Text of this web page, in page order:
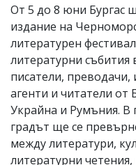
Ако
откриете
обиден
за
вас
коментар,
моля
сигнализирайте
ни!
От 5 до 8 юни Бургас
издание на
литературен
литературни събития
писатели, преводачи,
агенти и читатели от
Украйна и Румъния.
градът ще се
между литератури,
литературни